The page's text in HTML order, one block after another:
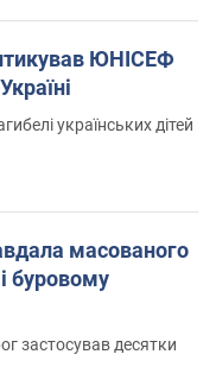
ЮНІСЕФ
українських дітей
масованого
буровому
застосував десятки